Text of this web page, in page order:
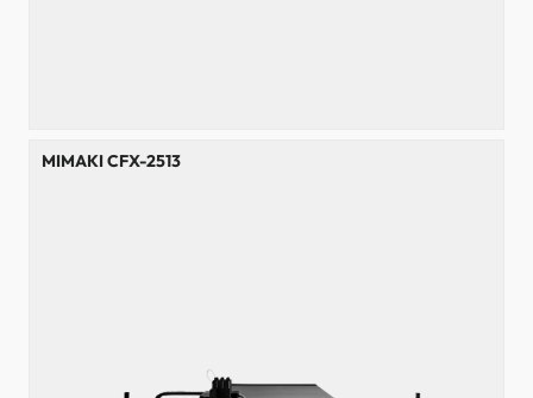
MIMAKI CFX-2513